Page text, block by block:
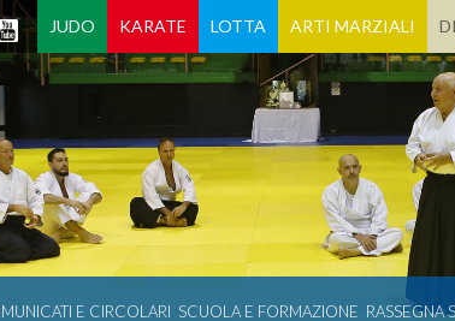
JUDO KARATE LOTTA ARTI MARZIALI
E CIRCOLARI SCUOLA E FORMAZIONE RASSEGNA